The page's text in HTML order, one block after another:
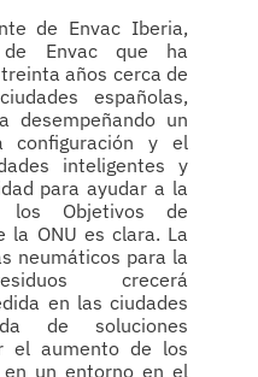
de Envac Iberia,
de Envac que ha
años cerca de
españolas,
desempeñando un
configuración y el
inteligentes y
para ayudar a la
los Objetivos de
la ONU es clara. La
neumáticos para la
crecerá
en las ciudades
de soluciones
el aumento de los
en un entorno en el